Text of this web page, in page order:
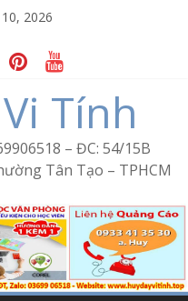
2026
Ventoy
Tân Tạo
tính văn phòng cấp tốc
học văn phòng cấp tốc
Tính
– ĐC: 54/15B
Tân Tạo – TPHCM